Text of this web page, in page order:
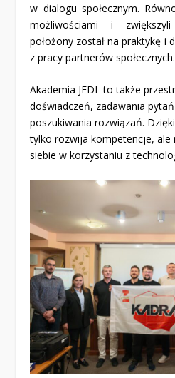
w dialogu społecznym.
możliwościami i
położony został na praktykę i
z pracy partnerów społecznych.
Akademia JEDI to także
doświadczeń, zadawania
poszukiwania rozwiązań.
tylko rozwija kompetencje, ale
siebie w korzystaniu z